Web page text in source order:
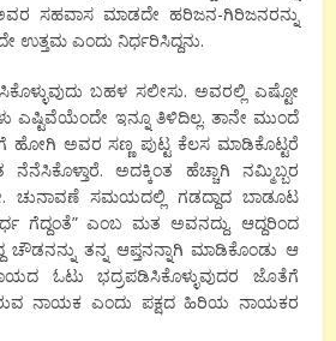
ಅವರ ಸಹವಾಸ ಮಾಡದೇ ಹರಿಜನ-ಗಿರಿಜನರನ್ನು
ಉತ್ತಮ ಎಂದು ನಿರ್ಧರಿಸಿದ್ದನು.
ಬಹಳ ಸಲೀಸು. ಅವರಲ್ಲಿ ಎಷ್ಟೋ
ಎಷ್ಟಿವೆಯೆಂದೇ ಇನ್ನೂ ತಿಳಿದಿಲ್ಲ. ತಾನೇ ಮುಂದೆ
ಹೋಗಿ ಅವರ ಸಣ್ಣ ಪುಟ್ಟ ಕೆಲಸ ಮಾಡಿಕೊಟ್ಟರೆ
ಅದಕ್ಕಿಂತ ಹೆಚ್ಚಾಗಿ ನಮ್ಮಿಬ್ಬರ
ಚುನಾವಣೆ ಸಮಯದಲ್ಲಿ ಗಡದ್ದಾದ ಬಾಡೂಟ
ಗೆದ್ದಂತೆ” ಎಂಬ ಮತ ಅವನದ್ದು. ಆದ್ದರಿಂದ
ತನ್ನ ಆಪ್ತನನ್ನಾಗಿ ಮಾಡಿಕೊಂಡು ಆ
ಓಟು ಭದ್ರಪಡಿಸಿಕೊಳ್ಳುವುದರ ಜೊತೆಗೆ
ನಾಯಕ ಎಂದು ಪಕ್ಷದ ಹಿರಿಯ ನಾಯಕರ